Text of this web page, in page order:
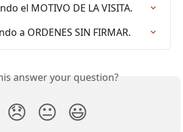
el MOTIVO DE LA VISITA.
a ORDENES SIN FIRMAR.
answer your question?
😞 😐 😃